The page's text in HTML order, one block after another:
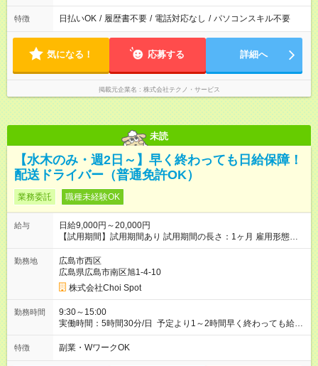
特徴 日払いOK / 履歴書不要 / 電話対応なし / パソコンスキル不要
気になる！ 応募する 詳細へ
掲載元企業名 株式会社テクノ・サービス
未読
【水木のみ・週2日～】早く終わっても日給保障！
配送ドライバー（普通免許OK）
業務委託 職種未経験OK
給与
日給9,000円～20,000円
【試用期間】試用期間あり 試用期間の長さ：1ヶ月 雇用形態、
給与は本採用時と同じです。
勤務地
広島市西区
広島県広島市南区旭1-4-10
株式会社Choi Spot
勤務時間
9:30～15:00
実働時間：5時間30分/日 予定より1～2時間早く終わっても給与
はそのままです。 「もっと稼ぎたい」という方は、午後の個人
配送で上積みも可能です。
特徴 副業・WワークOK